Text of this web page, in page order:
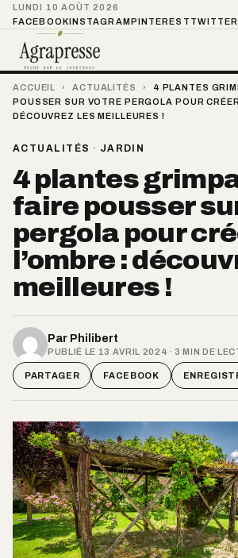
LUNDI 10 AOÛT 2026
FACEBOOKINSTAGRAMPINTEREST TWITTER
ACCUEIL › ACTUALITÉS ›
4 PLANTES
POUSSER SUR VOTRE PERGOLA POUR
DÉCOUVREZ LES MEILLEURES !
ACTUALITÉS · JARDIN
4 plantes
faire pousser
pergola pour
l’ombre :
meilleures !
Par Philibert
PUBLIÉ LE 13 AVRIL 2024 · 3 MIN DE
PARTAGER FACEBOOK